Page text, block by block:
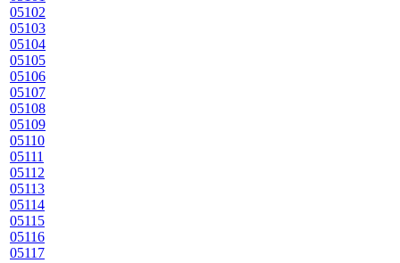
05102
05103
05104
05105
05106
05107
05108
05109
05110
05111
05112
05113
05114
05115
05116
05117